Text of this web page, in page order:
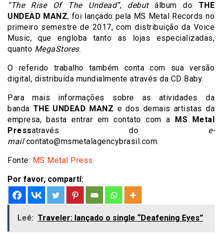
“The Rise Of The Undead”, debutálbum do THE
UNDEAD MANZ, foi lançado pela MS Metal Records no
primeiro semestre de 2017, com distribuição da Voice
Music, que engloba tanto as lojas especializadas,
quanto MegaStores.
O referido trabalho também conta com sua versão
digital, distribuída mundialmente através da CD Baby.
Para mais informações sobre as atividades da
banda THE UNDEAD MANZ e dos demais artistas da
empresa, basta entrar em contato com a
MS Metal
Pressatravés do e-
mailcontato@msmetalagencybrasil.com.
Fonte: MS Metal Press
Por favor, compartí:
Leé: Traveler: lançado o single “Deafening Eyes”